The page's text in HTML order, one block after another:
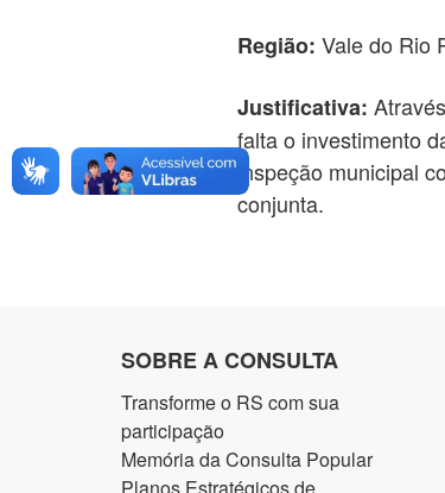
Região: Vale do Rio
Justificativa:
falta o investimento
inspeção municipal
conjunta.
SOBRE A CONSULTA
Transforme o RS com sua
participação
Memória da Consulta Popular